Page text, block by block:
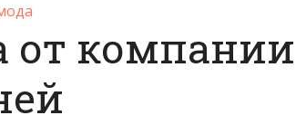
от компании